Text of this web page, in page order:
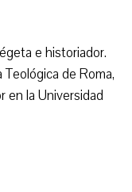
e historiador.
de Roma,
en la Universidad